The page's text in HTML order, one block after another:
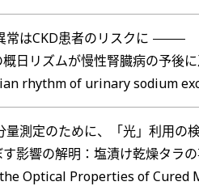
はCKD患者のリスクに
日リズムが慢性腎臓病の予後
rhythm of urinary sodium
測定のために、「光」利用の
影響の解明：塩漬け乾燥タラ
Optical Properties of Cured